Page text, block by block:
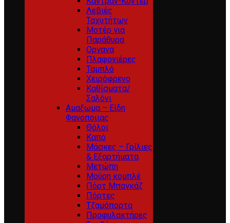
Λεβιές
Ταχυτήτων
Μοτέρ για
Παράθυρα
Οργανα
Πλαφονιέρες
Ταμπλό
Χειρόφρενο
Καθίσματα/
Σαλόνι
Αμαξωμα – Είδη
Φανοποιιας
Θόλοι
Καπό
Μάσκες – Γρίλιες
& Εξαρτήματα
Μετώπη
Μούρη κομπλέ
Πόρτ Μπαγκάζ
Πόρτες
Τζαμόπορτα
Προφυλακτήρες